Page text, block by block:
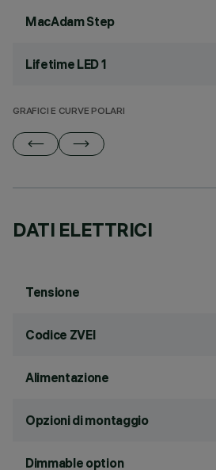
MacAdam Step
Lifetime LED 1
GRAFICI E CURVE POLARI
DATI ELETTRICI
Tensione
Codice ZVEI
Alimentazione
Opzioni di montaggio
Dimmable option